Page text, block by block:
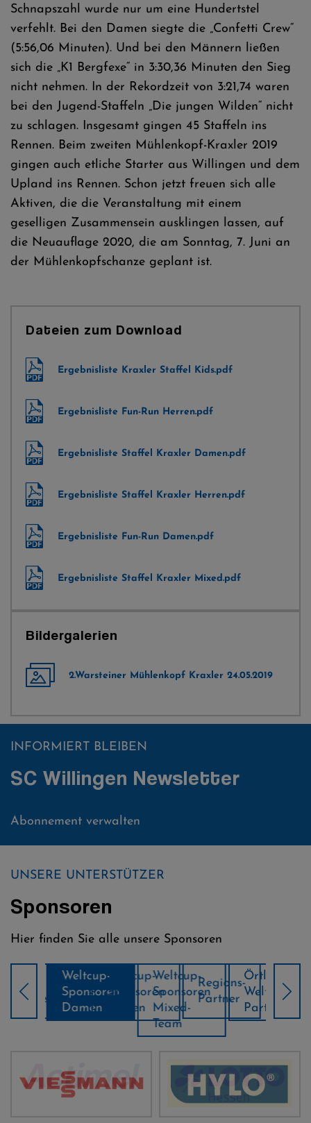
Schnapszahl wurde nur um eine Hundertstel
verfehlt. Bei den Damen siegte die „Confetti Crew“
(5:56,06 Minuten). Und bei den Männern ließen
sich die „K1 Bergfexe“ in 3:30,36 Minuten den Sieg
nicht nehmen. In der Rekordzeit von 3:21,74 waren
bei den Jugend-Staffeln „Die jungen Wilden“ nicht
zu schlagen. Insgesamt gingen 45 Staffeln ins
Rennen. Beim zweiten Mühlenkopf-Kraxler 2019
gingen auch etliche Starter aus Willingen und dem
Upland ins Rennen. Schon jetzt freuen sich alle
Aktiven, die die Veranstaltung mit einem
geselligen Zusammensein ausklingen lassen, auf
die Neuauflage 2020, die am Sonntag, 7. Juni an
der Mühlenkopfschanze geplant ist.
Dateien zum Download
Ergebnisliste Kraxler Staffel Kids.pdf
Ergebnisliste Fun-Run Herren.pdf
Ergebnisliste Staffel Kraxler Damen.pdf
Ergebnisliste Staffel Kraxler Herren.pdf
Ergebnisliste Fun-Run Damen.pdf
Ergebnisliste Staffel Kraxler Mixed.pdf
Bildergalerien
2.Warsteiner Mühlenkopf Kraxler 24.05.2019
INFORMIERT BLEIBEN
SC Willingen Newsletter
Abonnement verwalten
UNSERE UNTERSTÜTZER
Sponsoren
Hier finden Sie alle unsere Sponsoren
FIS-
Sponsor
Weltcup-
Sponsoren
Damen
Weltcup-
Sponsoren
Herren
Weltcup-
Sponsoren
Mixed-
Team
Regions-
Partner
Örtliche
Weltcup-
Partner